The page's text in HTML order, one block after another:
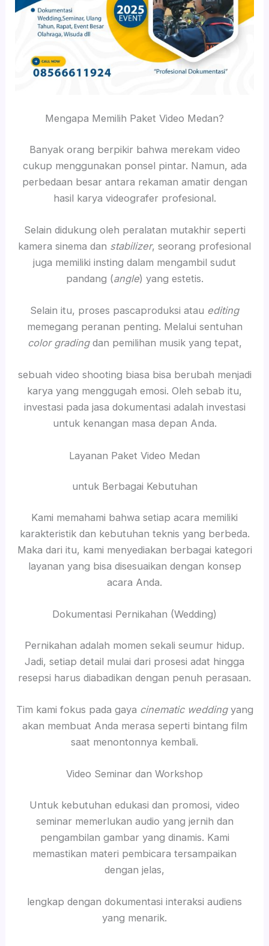
Mengapa Memilih Paket Video Medan?
Banyak orang berpikir bahwa merekam video
cukup menggunakan ponsel pintar. Namun, ada
perbedaan besar antara rekaman amatir dengan
hasil karya videografer profesional.
Selain didukung oleh peralatan mutakhir seperti
kamera sinema dan stabilizer, seorang profesional
juga memiliki insting dalam mengambil sudut
pandang (angle) yang estetis.
Selain itu, proses pascaproduksi atau editing
memegang peranan penting. Melalui sentuhan
color gradingdan pemilihan musik yang tepat,
sebuah video shooting biasa bisa berubah menjadi
karya yang menggugah emosi. Oleh sebab itu,
investasi pada jasa dokumentasi adalah investasi
untuk kenangan masa depan Anda.
Layanan Paket Video Medan
untuk Berbagai Kebutuhan
Kami memahami bahwa setiap acara memiliki
karakteristik dan kebutuhan teknis yang berbeda.
Maka dari itu, kami menyediakan berbagai kategori
layanan yang bisa disesuaikan dengan konsep
acara Anda.
Dokumentasi Pernikahan (Wedding)
Pernikahan adalah momen sekali seumur hidup.
Jadi, setiap detail mulai dari prosesi adat hingga
resepsi harus diabadikan dengan penuh perasaan.
Tim kami fokus pada gaya cinematic weddingyang
akan membuat Anda merasa seperti bintang film
saat menontonnya kembali.
Video Seminar dan Workshop
Untuk kebutuhan edukasi dan promosi, video
seminar memerlukan audio yang jernih dan
pengambilan gambar yang dinamis. Kami
memastikan materi pembicara tersampaikan
dengan jelas,
lengkap dengan dokumentasi interaksi audiens
yang menarik.